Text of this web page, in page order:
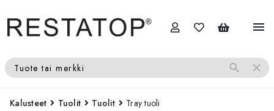
menu
Tuote tai merkki search close
Kalusteet Tuolit Tuolit Tray tuoli